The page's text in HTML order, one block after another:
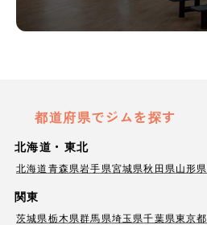
都道府県でジムを探す
北海道・東北
北海道青森県岩手県宮城県秋田県山形県
関東
茨城県栃木県群馬県埼玉県千葉県東京都